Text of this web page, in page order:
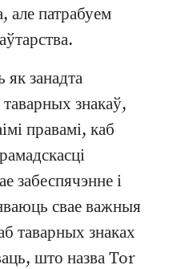
але патрабуем
занадта
знакаў,
правамі, каб
забеспячэнне і
свае важныя
таварных знаках
што назва Tor